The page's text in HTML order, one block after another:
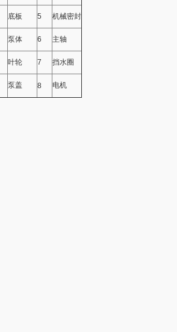
底板 5 机械密封
泵体 6 主轴
叶轮 7 挡水圈
泵盖 8 电机